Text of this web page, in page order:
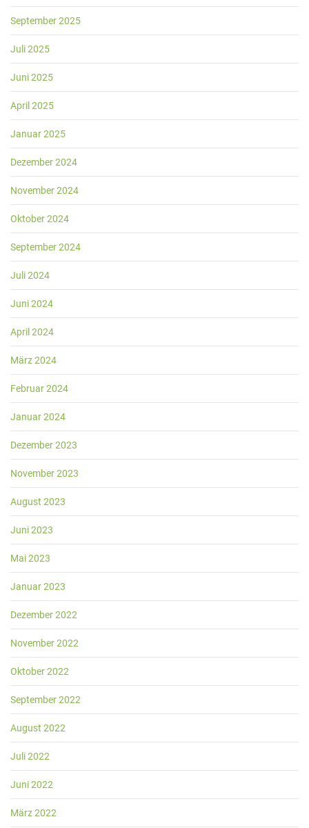
September 2025
Juli 2025
Juni 2025
April 2025
Januar 2025
Dezember 2024
November 2024
Oktober 2024
September 2024
Juli 2024
Juni 2024
April 2024
März 2024
Februar 2024
Januar 2024
Dezember 2023
November 2023
August 2023
Juni 2023
Mai 2023
Januar 2023
Dezember 2022
November 2022
Oktober 2022
September 2022
August 2022
Juli 2022
Juni 2022
März 2022